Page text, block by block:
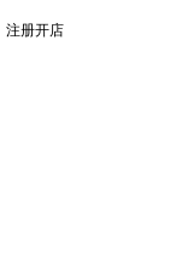
注册开店